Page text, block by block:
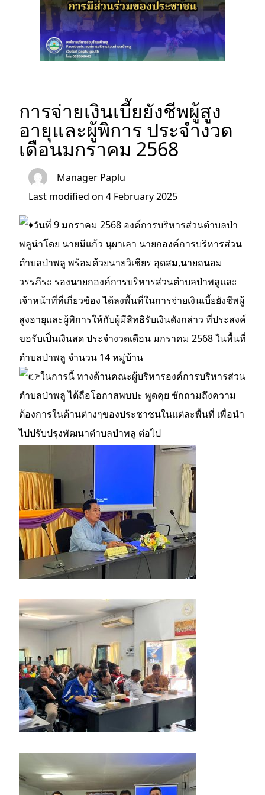
การจ่ายเงินเบี้ยยังชีพผู้สูง
อายุและผู้พิการ ประจำงวด
เดือนมกราคม 2568
Manager Paplu
Last modified on 4 February 2025
วันที่ 9 มกราคม 2568 องค์การบริหารส่วนตำบลป่า
พลูนำโดย นายมีแก้ว นุผาเลา นายกองค์การบริหารส่วน
ตำบลป่าพลู พร้อมด้วยนายวิเชียร อุดสม,นายถนอม
วรรภีระ รองนายกองค์การบริหารส่วนตำบลป่าพลูและ
เจ้าหน้าที่ที่เกี่ยวข้อง ได้ลงพื้นที่ในการจ่ายเงินเบี้ยยังชีพผู้
สูงอายุและผู้พิการให้กับผู้มีสิทธิรับเงินดังกล่าว ที่ประสงค์
ขอรับเป็นเงินสด ประจำงวดเดือน มกราคม 2568 ในพื้นที่
ตำบลป่าพลู จำนวน 14 หมู่บ้าน
ในการนี้ ทางด้านคณะผู้บริหารองค์การบริหารส่วน
ตำบลป่าพลู ได้ถือโอกาสพบปะ พูดคุย ซักถามถึงความ
ต้องการในด้านต่างๆของประชาชนในแต่ละพื้นที่ เพื่อนำ
ไปปรับปรุงพัฒนาตำบลป่าพลู ต่อไป